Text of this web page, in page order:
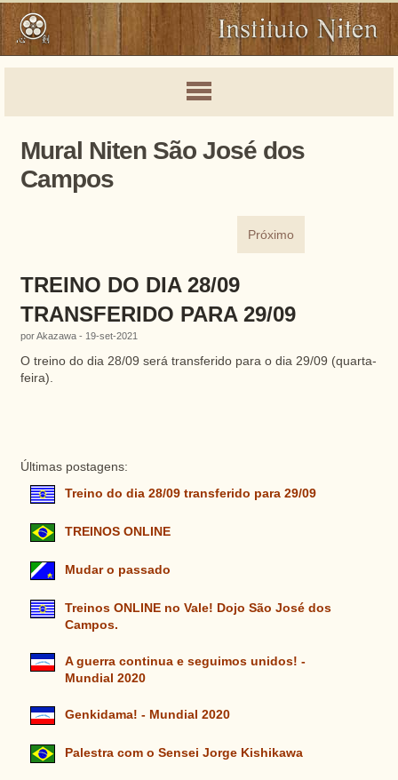
Mural Niten São José dos
Campos
Próximo
TREINO DO DIA 28/09
TRANSFERIDO PARA 29/09
por Akazawa - 19-set-2021
O treino do dia 28/09 será transferido para o dia 29/09 (quarta-
feira).
Últimas postagens:
Treino do dia 28/09 transferido para 29/09
TREINOS ONLINE
Mudar o passado
Treinos ONLINE no Vale! Dojo São José dos
Campos.
A guerra continua e seguimos unidos! -
Mundial 2020
Genkidama! - Mundial 2020
Palestra com o Sensei Jorge Kishikawa